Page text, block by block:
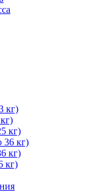
кг)
кг)
36 кг)
кг)
кг)